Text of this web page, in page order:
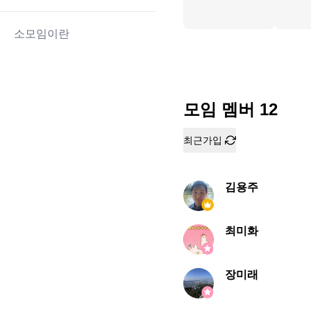
소모임이란
모임 멤버 12
최근가입
김용주
최미화
장미래